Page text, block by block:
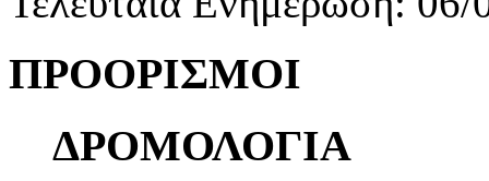
ΠΡΟΟΡΙΣΜΟΙ
ΔΡΟΜΟΛΟΓΙΑ